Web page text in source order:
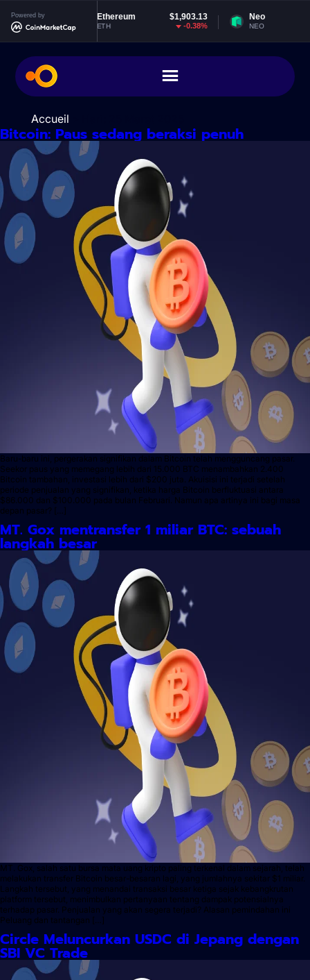
Powered by
0.03%
Ethereum $1,903.13
ETH -0.38%
Neo
NEO
Accueil
Bitcoin: Paus sedang beraksi penuh
Baru-baru ini, pergerakan signifikan dalam Bitcoin telah mengguncang pasar.
Seekor paus yang memegang lebih dari 15.000 BTC menambahkan 2.400
Bitcoin tambahan, investasi lebih dari $200 juta. Akuisisi ini terjadi setelah
periode penjualan yang signifikan, ketika harga Bitcoin berfluktuasi antara
$86.000 dan $100.000 pada bulan Februari. Namun apa artinya ini bagi masa
depan pasar? […]
MT. Gox mentransfer 1 miliar BTC: sebuah
langkah besar
MT. Gox, salah satu bursa mata uang kripto paling terkenal dalam sejarah, telah
melakukan transfer Bitcoin besar-besaran lagi, yang jumlahnya sekitar $1 miliar.
Langkah tersebut, yang menandai transaksi besar ketiga sejak kebangkrutan
platform tersebut, menimbulkan pertanyaan tentang dampak potensialnya
terhadap pasar. Penjualan yang akan segera terjadi? Alasan pemindahan ini
Peluang dan tantangan […]
Circle Meluncurkan USDC di Jepang dengan
SBI VC Trade